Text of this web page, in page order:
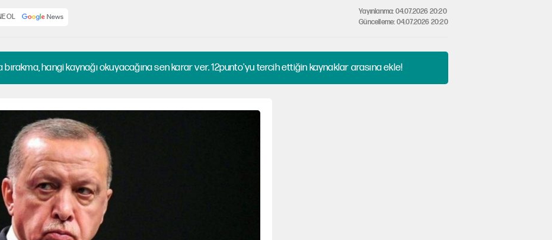
OL
Yayınlanma: 04.07.2026 20:20
Güncelleme: 04.07.2026 20:20
hangi kaynağı okuyacağına sen karar ver. 12punto'yu tercih ettiğin kaynaklar arasına ekle!